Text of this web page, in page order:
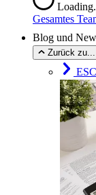
Gesamtes
Blog und
Zurück zu...